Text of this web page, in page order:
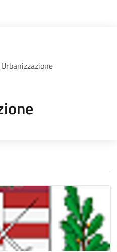
Urbanizzazione